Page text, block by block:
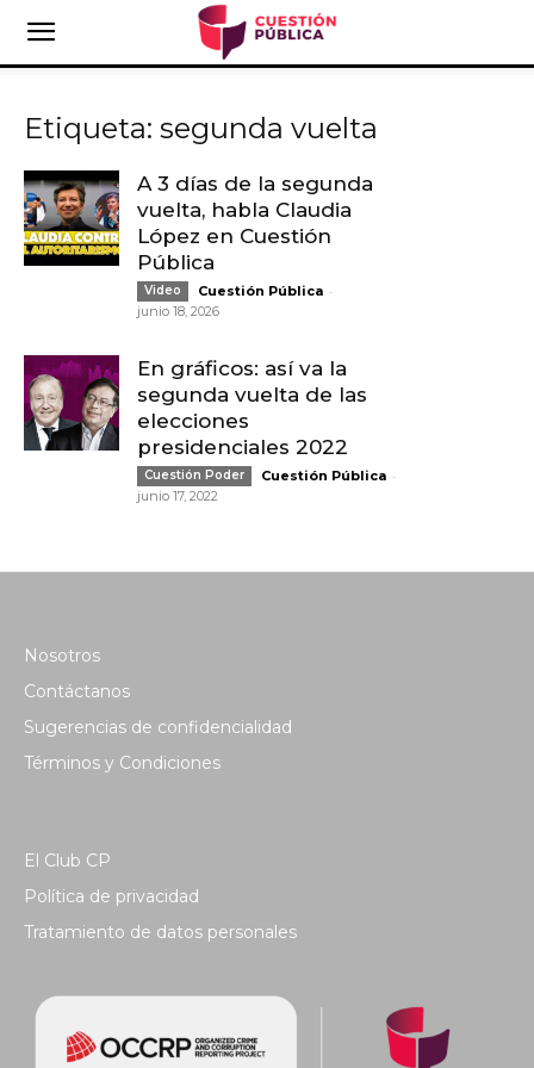
Etiqueta: segunda vuelta
A 3 días de la segunda
vuelta, habla Claudia
López en Cuestión
Pública
Video Cuestión Pública -
junio 18, 2026
En gráficos: así va la
segunda vuelta de las
elecciones
presidenciales 2022
Cuestión Poder Cuestión Pública -
junio 17, 2022
Nosotros
Contáctanos
Sugerencias de confidencialidad
Términos y Condiciones
El Club CP
Política de privacidad
Tratamiento de datos personales